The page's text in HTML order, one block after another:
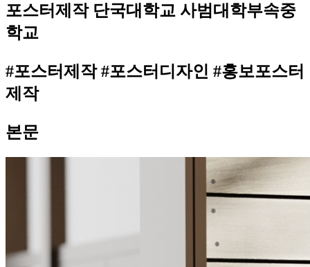
포스터제작 단국대학교 사범대학부속중
학교
#포스터제작 #포스터디자인 #홍보포스터
제작
본문